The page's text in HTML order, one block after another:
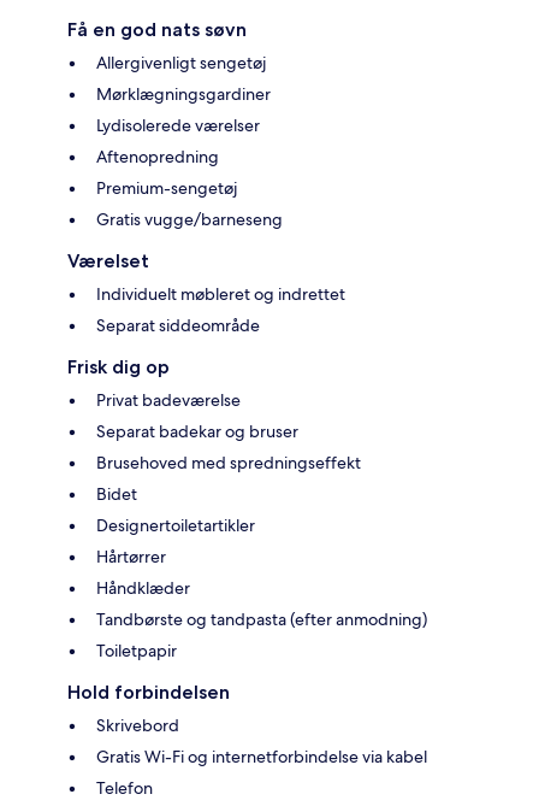
Få en god nats søvn
Allergivenligt sengetøj
Mørklægningsgardiner
Lydisolerede værelser
Aftenopredning
Premium-sengetøj
Gratis vugge/barneseng
Værelset
Individuelt møbleret og indrettet
Separat siddeområde
Frisk dig op
Privat badeværelse
Separat badekar og bruser
Brusehoved med spredningseffekt
Bidet
Designertoiletartikler
Hårtørrer
Håndklæder
Tandbørste og tandpasta (efter anmodning)
Toiletpapir
Hold forbindelsen
Skrivebord
Gratis Wi-Fi og internetforbindelse via kabel
Telefon